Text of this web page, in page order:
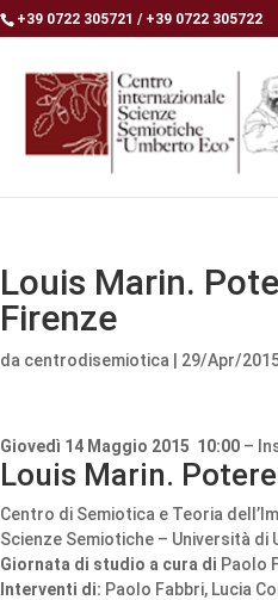
+39 0722 305721 / +39 0722 305722
Louis Marin.
Firenze
da centrodisemiotica 29/Apr/
Giovedì 14 Maggio 2015 10:00 –
Louis Marin.
Centro di Semiotica e Teoria
Scienze Semiotiche – Università di
Giornata di studio a cura di Paolo
Interventi di: Paolo Fabbri, Lucia